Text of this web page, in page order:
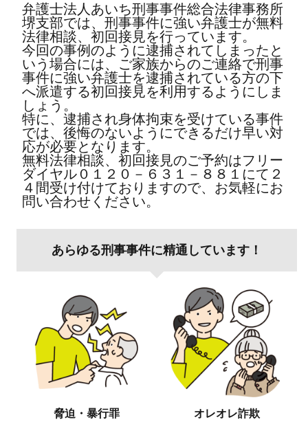
弁護士法人あいち刑事事件総合法律事務所
堺支部では、刑事事件に強い弁護士が無料
法律相談、初回接見を行っています。
今回の事例のように逮捕されてしまったと
いう場合には、ご家族からのご連絡で刑事
事件に強い弁護士を逮捕されている方の下
へ派遣する初回接見を利用するようにしま
しょう。
特に、逮捕され身体拘束を受けている事件
では、後悔のないようにできるだけ早い対
応が必要となります。
無料法律相談、初回接見のご予約はフリー
ダイヤル０１２０－６３１－８８１にて２
４間受け付けておりますので、お気軽にお
問い合わせください。
あらゆる刑事事件に精通しています！
脅迫・暴行罪 オレオレ詐欺